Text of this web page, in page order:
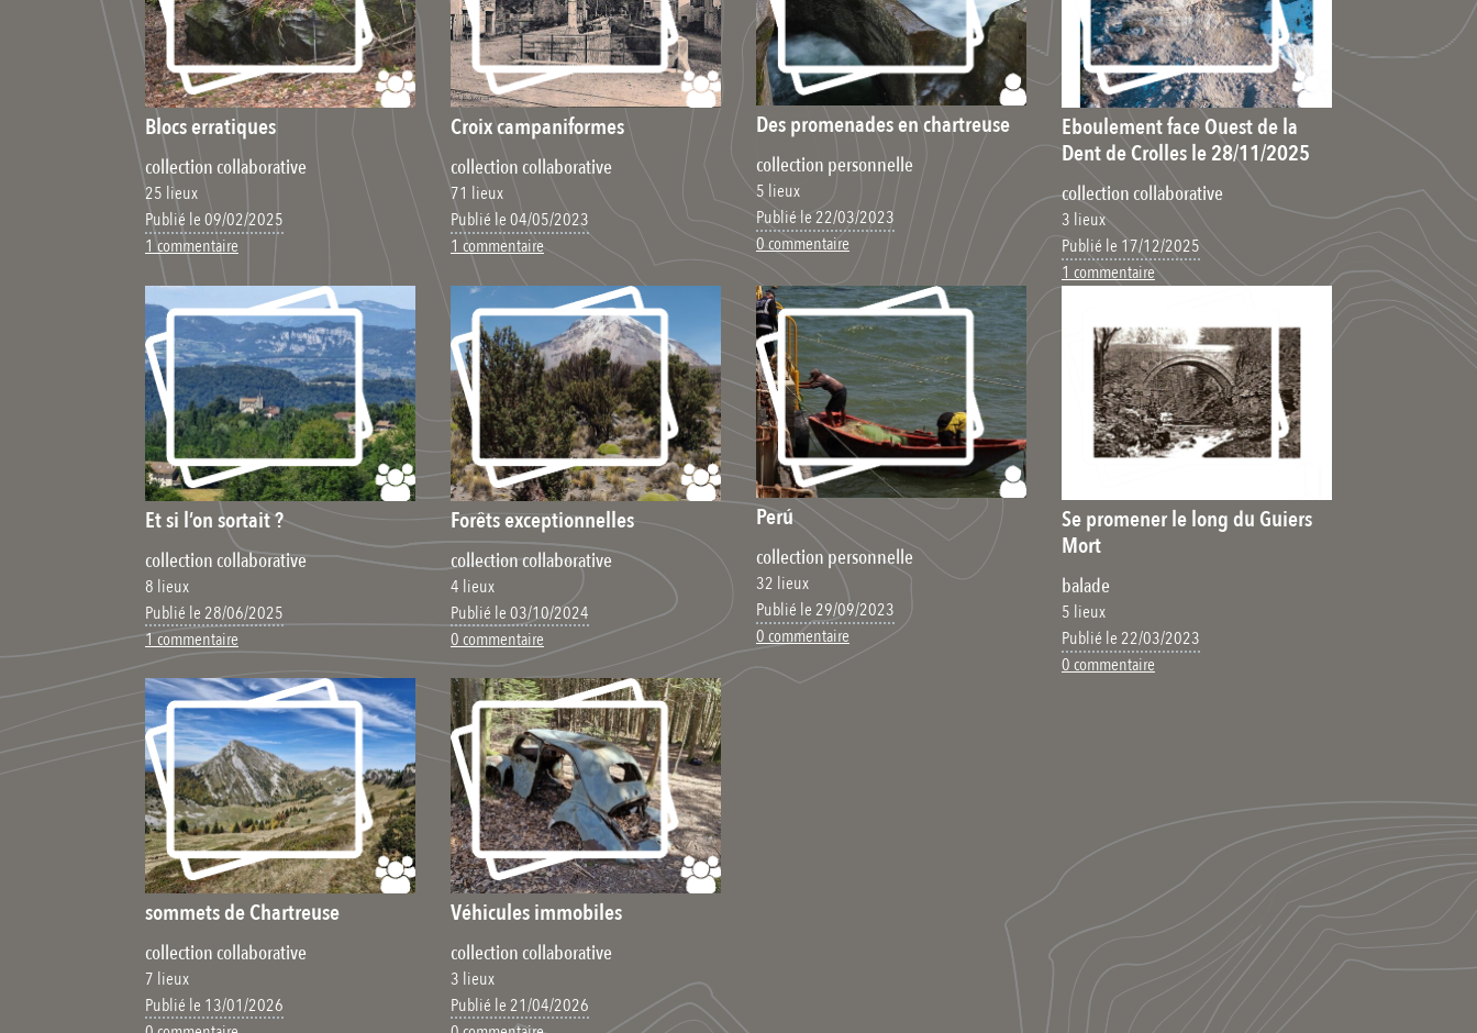
Blocs erratiques
collection collaborative
25 lieux
Publié le 09/02/2025
1 commentaire
Croix campaniformes
collection collaborative
71 lieux
Publié le 04/05/2023
1 commentaire
Des promenades en chartreuse
collection personnelle
5 lieux
Publié le 22/03/2023
0 commentaire
Eboulement face Ouest de la
Dent de Crolles le 28/11/2025
collection collaborative
3 lieux
Publié le 17/12/2025
1 commentaire
Et si l’on sortait ?
collection collaborative
8 lieux
Publié le 28/06/2025
1 commentaire
Forêts exceptionnelles
collection collaborative
4 lieux
Publié le 03/10/2024
0 commentaire
Perú
collection personnelle
32 lieux
Publié le 29/09/2023
0 commentaire
Se promener le long du Guiers
Mort
balade
5 lieux
Publié le 22/03/2023
0 commentaire
sommets de Chartreuse
collection collaborative
7 lieux
Publié le 13/01/2026
Véhicules immobiles
collection collaborative
3 lieux
Publié le 21/04/2026